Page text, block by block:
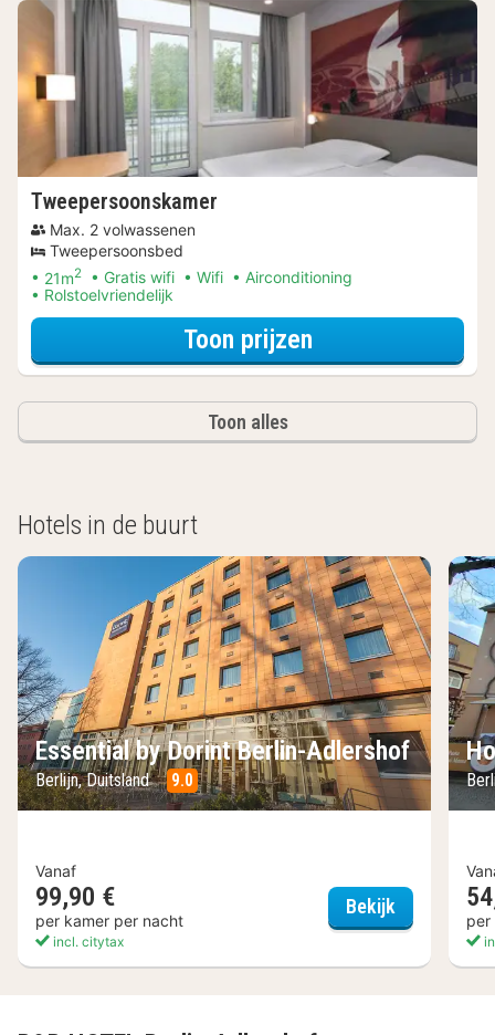
Tweepersoonskamer
Max. 2 volwassenen
Tweepersoonsbed
21m2 Gratis wifi Wifi
Airconditioning
Rolstoelvriendelijk
Toon prijzenvoor Beleef de
Toon alles
Hotels in de buurt
Essential by Dorint Berlin-Adlershof
Berlijn, Duitsland 9.0
Vanaf
99,90 €
per kamer per nacht
incl. citytax
Bekijk Essential
per